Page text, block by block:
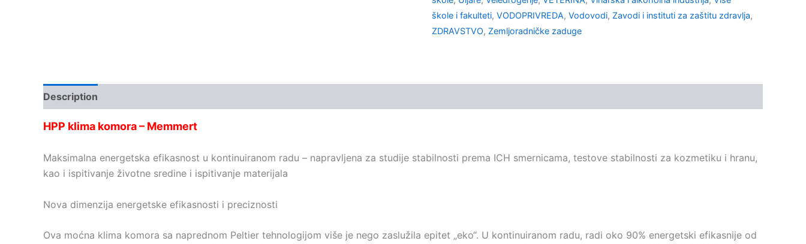
škole i fakulteti, VODOPRIVREDA, Vodovodi, Zavodi i instituti za zaštitu zdravlja,
ZDRAVSTVO, Zemljoradničke zaduge
Description
HPP klima komora – Memmert
Maksimalna energetska efikasnost u kontinuiranom radu – napravljena za studije stabilnosti prema ICH smernicama, testove stabilnosti za kozmetiku i hranu,
kao i ispitivanje životne sredine i ispitivanje materijala
Nova dimenzija energetske efikasnosti i preciznosti
Ova moćna klima komora sa naprednom Peltier tehnologijom više je nego zaslužila epitet „eko“. U kontinuiranom radu, radi oko 90% energetski efikasnije od